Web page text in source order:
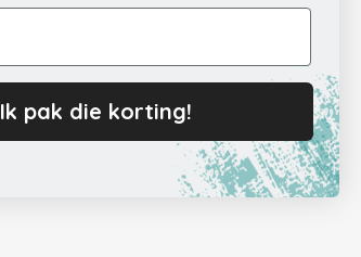
Ik pak die korting!